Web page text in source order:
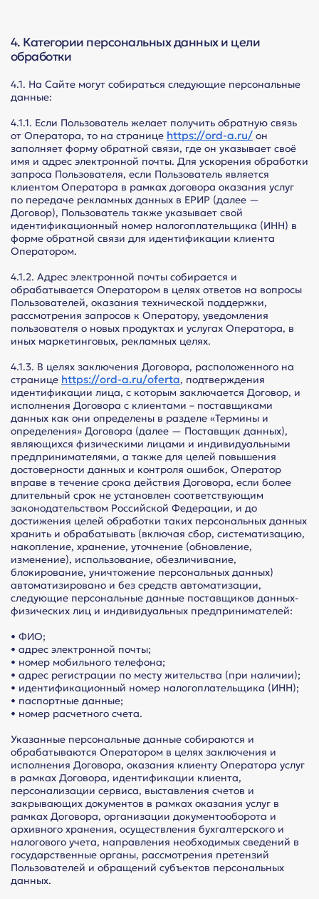
4. Категории персональных данных и цели
обработки
4.1. На Сайте могут собираться следующие персональные
данные:
4.1.1. Если Пользователь желает получить обратную связь
от Оператора, то на странице https://ord-a.ru/ он
заполняет форму обратной связи, где он указывает своё
имя и адрес электронной почты. Для ускорения обработки
запроса Пользователя, если Пользователь является
клиентом Оператора в рамках договора оказания услуг
по передаче рекламных данных в ЕРИР (далее —
Договор), Пользователь также указывает свой
идентификационный номер налогоплательщика (ИНН) в
форме обратной связи для идентификации клиента
Оператором.
4.1.2. Адрес электронной почты собирается и
обрабатывается Оператором в целях ответов на вопросы
Пользователей, оказания технической поддержки,
рассмотрения запросов к Оператору, уведомления
пользователя о новых продуктах и услугах Оператора, в
иных маркетинговых, рекламных целях.
4.1.3. В целях заключения Договора, расположенного на
странице https://ord-a.ru/oferta, подтверждения
идентификации лица, с которым заключается Договор, и
исполнения Договора с клиентами – поставщиками
данных как они определены в разделе «Термины и
определения» Договора (далее — Поставщик данных),
являющихся физическими лицами и индивидуальными
предпринимателями, а также для целей повышения
достоверности данных и контроля ошибок, Оператор
вправе в течение срока действия Договора, если более
длительный срок не установлен соответствующим
законодательством Российской Федерации, и до
достижения целей обработки таких персональных данных
хранить и обрабатывать (включая сбор, систематизацию,
накопление, хранение, уточнение (обновление,
изменение), использование, обезличивание,
блокирование, уничтожение персональных данных)
автоматизировано и без средств автоматизации,
следующие персональные данные поставщиков данных-
физических лиц и индивидуальных предпринимателей:
• ФИО;
• адрес электронной почты;
• номер мобильного телефона;
• адрес регистрации по месту жительства (при наличии);
• идентификационный номер налогоплательщика (ИНН);
• паспортные данные;
• номер расчетного счета.
Указанные персональные данные собираются и
обрабатываются Оператором в целях заключения и
исполнения Договора, оказания клиенту Оператора услуг
в рамках Договора, идентификации клиента,
персонализации сервиса, выставления счетов и
закрывающих документов в рамках оказания услуг в
рамках Договора, организации документооборота и
архивного хранения, осуществления бухгалтерского и
налогового учета, направления необходимых сведений в
государственные органы, рассмотрения претензий
Пользователей и обращений субъектов персональных
данных.